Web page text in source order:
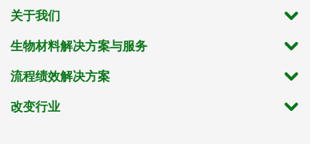
关于我们
生物材料解决方案与服务
流程绩效解决方案
改变行业